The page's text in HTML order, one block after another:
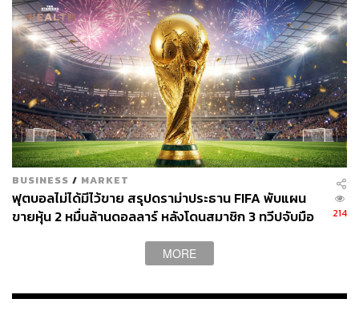
ต่อมา FIFA และองค์การสหประชาชาติออกแถลงการณ์
ประณามเช่นกัน โดย UN ระบุว่าถ้อยคำที่เหยียดผิวและลด
ทอนความเป็นมนุษย์ต่อเอ็มบัปเป้เป็นเรื่องน่ารังเกียจ โดยเรื่อง
นี้ยังสะท้อนปัญหากว้างกว่าในฟุตบอลและกีฬา
ส่วน FIFA Players’ Voice Panel นำโดย จอร์จ เวอาห์ ยืนยัน
ว่าการเหยียดผิวไม่ใช่ส่วนหนึ่งของเกมฟุตบอล แต่มันคือ
อาชญากรรม
ประโยคนี้สำคัญ เพราะฟุตบอลใช้คำว่า “No to Racism” มา
นานหลายปี แต่ทุกครั้งที่มีเหตุการณ์แบบนี้ คำถามคือองค์กร
ฟุตบอลพร้อมทำมากกว่าการชูป้ายหรือไม่
เสียใจต่อคำพูดบางประโยค แต่ขณะเดียวกันกลับกล่าวว่า
BUSINESS / MARKET
ฟุตบอลไม่ได้มีไว้ขาย สรุปดราม่าประธาน FIFA พับแผน
ขายหุ้น 2 หมื่นล้านดอลลาร์ หลังโดนสมาชิก 3 ทวีปจับมือ
214
MORE